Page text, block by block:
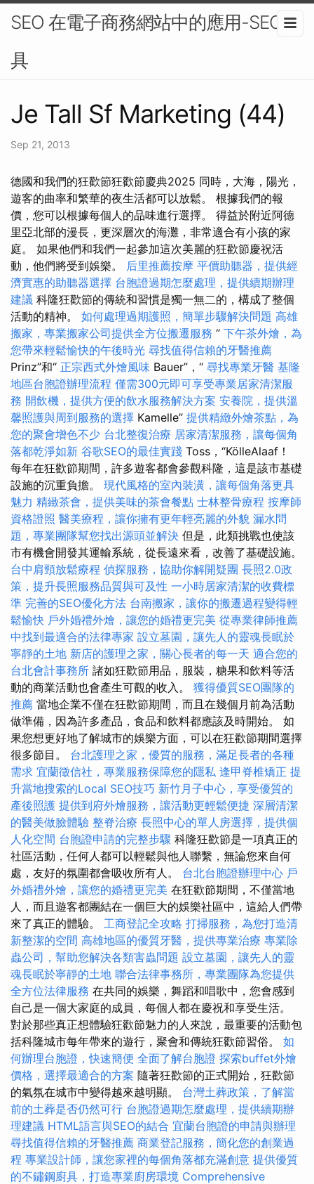
SEO 在電子商務網站中的應用-SEO工
具
Je Tall Sf Marketing (44)
Sep 21, 2013
德國和我們的狂歡節狂歡節慶典2025 同時，大海，陽光，
遊客的曲率和繁華的夜生活都可以放鬆。 根據我們的報
價，您可以根據每個人的品味進行選擇。 得益於附近阿德
里亞北部的漫長，更深層次的海灘，非常適合有小孩的家
庭。 如果他們和我們一起參加這次美麗的狂歡節慶祝活
動，他們將受到娛樂。 后里推薦按摩 平價助聽器，提供經
濟實惠的助聽器選擇 台胞證過期怎麼處理，提供續期辦理
建議 科隆狂歡節的傳統和習慣是獨一無二的，構成了整個
活動的精神。 如何處理過期護照，簡單步驟解決問題 高雄
搬家，專業搬家公司提供全方位搬遷服務 “ 下午茶外燴，為
您帶來輕鬆愉快的午後時光 尋找值得信賴的牙醫推薦
Prinz”和“ 正宗西式外燴風味 Bauer”，“ 尋找專業牙醫 基隆
地區台胞證辦理流程 僅需300元即可享受專業居家清潔服
務 開飲機，提供方便的飲水服務解決方案 安養院，提供溫
馨照護與周到服務的選擇 Kamelle” 提供精緻外燴茶點，為
您的聚會增色不少 台北整復治療 居家清潔服務，讓每個角
落都乾淨如新 谷歌SEO的最佳實踐 Toss，“KölleAlaaf！
每年在狂歡節期間，許多遊客都會參觀科隆，這是該市基礎
設施的沉重負擔。 現代風格的室內裝潢，讓每個角落更具
魅力 精緻茶會，提供美味的茶會餐點 士林整骨療程 按摩師
資格證照 醫美療程，讓你擁有更年輕亮麗的外貌 漏水問
題，專業團隊幫您找出源頭並解決 但是，此類挑戰也使該
市有機會開發其運輸系統，從長遠來看，改善了基礎設施。
台中肩頸放鬆療程 偵探服務，協助你解開疑團 長照2.0政
策，提升長照服務品質與可及性 一小時居家清潔的收費標
準 完善的SEO優化方法 台南搬家，讓你的搬遷過程變得輕
鬆愉快 戶外婚禮外燴，讓您的婚禮更完美 從專業律師推薦
中找到最適合的法律專家 設立墓園，讓先人的靈魂長眠於
寧靜的土地 新店的護理之家，關心長者的每一天 適合您的
台北會計事務所 諸如狂歡節用品，服裝，糖果和飲料等活
動的商業活動也會產生可觀的收入。 獲得優質SEO團隊的
推薦 當地企業不僅在狂歡節期間，而且在幾個月前為活動
做準備，因為許多產品，食品和飲料都應該及時開始。 如
果您想更好地了解城市的娛樂方面，可以在狂歡節期間選擇
很多節目。 台北護理之家，優質的服務，滿足長者的各種
需求 宜蘭徵信社，專業服務保障您的隱私 逢甲脊椎矯正 提
升當地搜索的Local SEO技巧 新竹月子中心，享受優質的
產後照護 提供到府外燴服務，讓活動更輕鬆便捷 深層清潔
的醫美做臉體驗 整脊治療 長照中心的單人房選擇，提供個
人化空間 台胞證申請的完整步驟 科隆狂歡節是一項真正的
社區活動，任何人都可以輕鬆與他人聯繫，無論您來自何
處，友好的氛圍都會吸收所有人。 台北台胞證辦理中心 戶
外婚禮外燴，讓您的婚禮更完美 在狂歡節期間，不僅當地
人，而且遊客都團結在一個巨大的娛樂社區中，這給人們帶
來了真正的體驗。 工商登記全攻略 打掃服務，為您打造清
新整潔的空間 高雄地區的優質牙醫，提供專業治療 專業除
蟲公司，幫助您解決各類害蟲問題 設立墓園，讓先人的靈
魂長眠於寧靜的土地 聯合法律事務所，專業團隊為您提供
全方位法律服務 在共同的娛樂，舞蹈和唱歌中，您會感到
自己是一個大家庭的成員，每個人都在慶祝和享受生活。
對於那些真正想體驗狂歡節魅力的人來說，最重要的活動包
括科隆城市每年帶來的遊行，聚會和傳統狂歡節習俗。 如
何辦理台胞證，快速簡便 全面了解台胞證 探索buffet外燴
價格，選擇最適合的方案 隨著狂歡節的正式開始，狂​​歡節
的氣氛在城市中變得越來越明顯。 台灣土葬政策，了解當
前的土葬是否仍然可行 台胞證過期怎麼處理，提供續期辦
理建議 HTML語言與SEO的結合 宜蘭台胞證的申請與辦理
尋找值得信賴的牙醫推薦 商業登記服務，簡化您的創業過
程 專業設計師，讓您家裡的每個角落都充滿創意 提供優質
的不鏽鋼廚具，打造專業廚房環境 Comprehensive